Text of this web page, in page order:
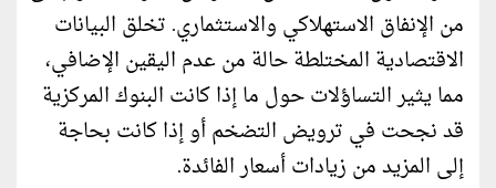
من الإنفاق الاستهلاكي والاستثماري. تخلق البيانات
الاقتصادية المختلطة حالة من عدم اليقين الإضافي،
مما يثير التساؤلات حول ما إذا كانت البنوك المركزية
قد نجحت في ترويض التضخم أو إذا كانت بحاجة
إلى المزيد من زيادات أسعار الفائدة.